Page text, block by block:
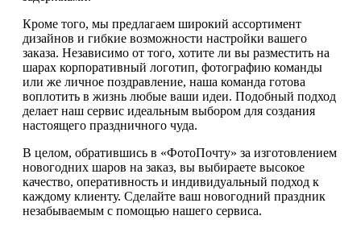
Кроме того, мы предлагаем широкий ассортимент
дизайнов и гибкие возможности настройки вашего
заказа. Независимо от того, хотите ли вы разместить на
шарах корпоративный логотип, фотографию команды
или же личное поздравление, наша команда готова
воплотить в жизнь любые ваши идеи. Подобный подход
делает наш сервис идеальным выбором для создания
настоящего праздничного чуда.
В целом, обратившись в «ФотоПочту» за изготовлением
новогодних шаров на заказ, вы выбираете высокое
качество, оперативность и индивидуальный подход к
каждому клиенту. Сделайте ваш новогодний праздник
незабываемым с помощью нашего сервиса.